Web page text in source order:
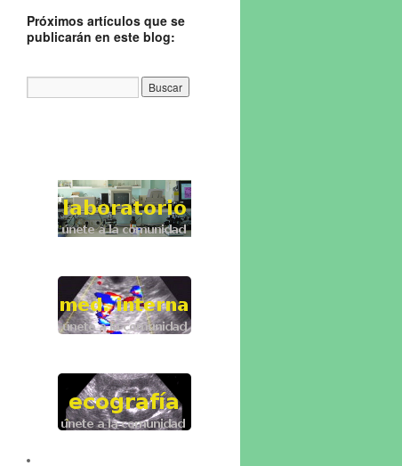
Próximos artículos que se
publicarán en este blog: